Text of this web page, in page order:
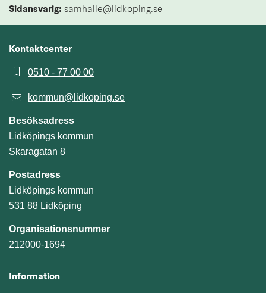
Sidansvarig: samhalle@lidkoping.se
Kontaktcenter
0510 - 77 00 00
kommun@lidkoping.se
Besöksadress
Lidköpings kommun
Skaragatan 8
Postadress
Lidköpings kommun
531 88 Lidköping
Organisationsnummer
212000-1694
Information